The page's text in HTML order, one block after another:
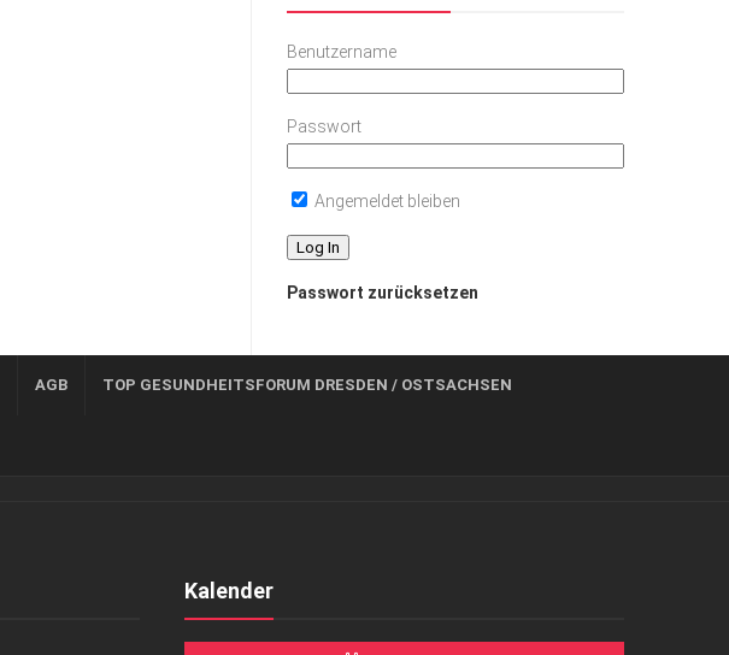
Benutzername
Passwort
Angemeldet bleiben
Passwort zurücksetzen
AGB TOP GESUNDHEITSFORUM DRESDEN / OSTSACHSEN
Kalender